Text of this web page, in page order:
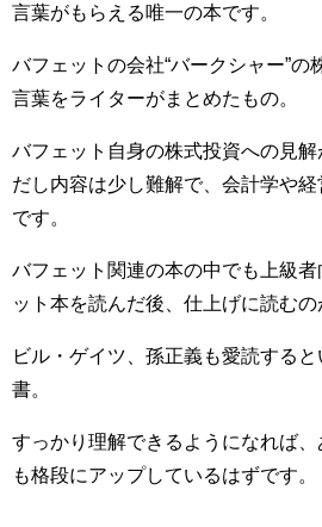
言葉がもらえる唯一の本です。
バフェットの会社“バークシャー”
言葉をライターがまとめたもの。
バフェット自身の株式投資への見
だし内容は少し難解で、会計学や
です。
バフェット関連の本の中でも上級
ット本を読んだ後、仕上げに読むの
ビル・ゲイツ、孫正義も愛読する
書。
すっかり理解できるようになれば
も格段にアップしているはずです。